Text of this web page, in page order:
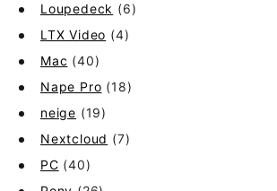
Loupedeck (6)
LTX Video (4)
Mac (40)
Nape Pro (18)
neige (19)
Nextcloud (7)
PC (40)